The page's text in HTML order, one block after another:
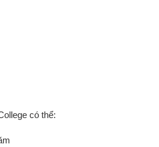
có thể: